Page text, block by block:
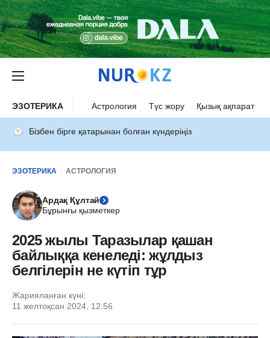
ЭЗОТЕРИКА Астрология Түс жору Қызық ақпарат
Бізбен бірге қатарынан болған күндеріңіз
ЭЗОТЕРИКА АСТРОЛОГИЯ
Ардақ Құлтай
Бұрынғы қызметкер
2025 жылы Таразылар қашан
байлыққа кенеледі: жұлдыз
белгілерін не күтіп тұр
Жарияланған күні:
11 желтоқсан 2024, 12:56